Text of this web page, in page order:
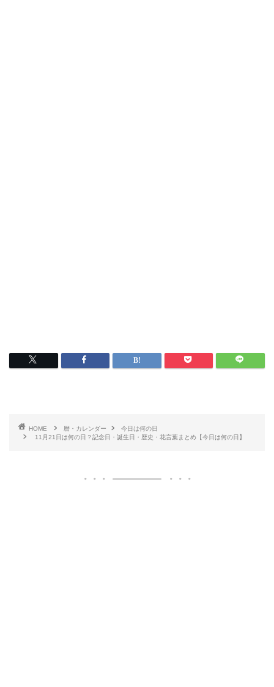
HOME 暦・カレンダー
今日は何の日
11月21日は何の日？記念日・誕生日・歴史・花言葉まとめ【今日は何の日】